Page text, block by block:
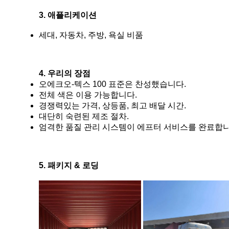
3. 애플리케이션
세대, 자동차, 주방, 욕실 비품
4. 우리의 장점
오에크오-텍스 100 표준은 찬성했습니다.
전체 색은 이용 가능합니다.
경쟁력있는 가격, 상등품, 최고 배달 시간.
대단히 숙련된 제조 절차.
엄격한 품질 관리 시스템이 에프터 서비스를 완료합
5. 패키지 & 로딩